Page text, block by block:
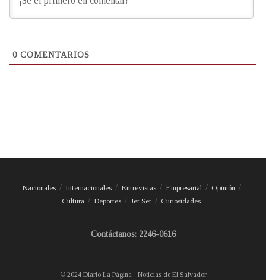
0 COMENTARIOS
Nacionales Internacionales Entrevistas Empresarial
Opinión
Cultura
Deportes Jet Set Curiosidades
Contáctanos: 2246-0616
© 2024 Diario La Página - Noticias de El Salvador